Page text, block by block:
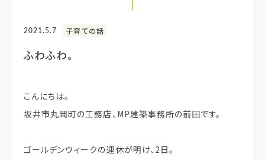
2021.5.7 子育ての話
ふわふわ。
こんにちは。
坂井市丸岡町の工務店、MP建築事務所の前田です。
ゴールデンウィークの連休が明け、2日。